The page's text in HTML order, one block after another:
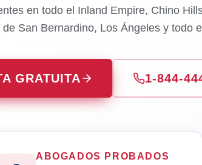
en todo el Inland Empire, Chino
San Bernardino, Los Ángeles y todo
GRATUITA 1-844-
ABOGADOS PROBADOS